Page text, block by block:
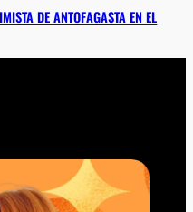
DE ANTOFAGASTA EN EL